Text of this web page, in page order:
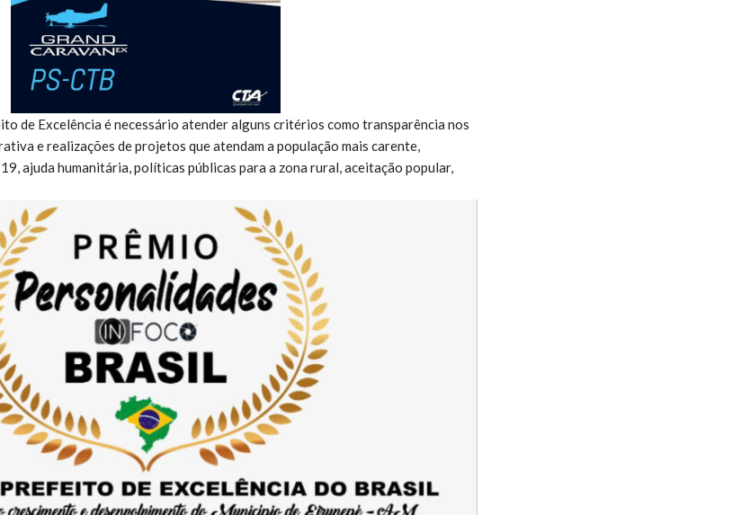
de Excelência é necessário atender alguns critérios como transparência nos
e realizações de projetos que atendam a população mais carente,
ajuda humanitária, políticas públicas para a zona rural, aceitação popular,